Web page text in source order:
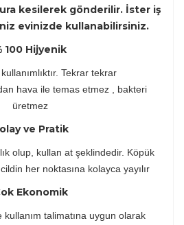
kesilerek gönderilir. İster iş
evinizde kullanabilirsiniz.
100 Hijyenik
Tekrar tekrar
hava ile temas etmez , bakteri
üretmez
ve Pratik
olup, kullan at şeklindedir. Köpük
her noktasına kolayca yayılır
Ekonomik
kullanım talimatına uygun olarak